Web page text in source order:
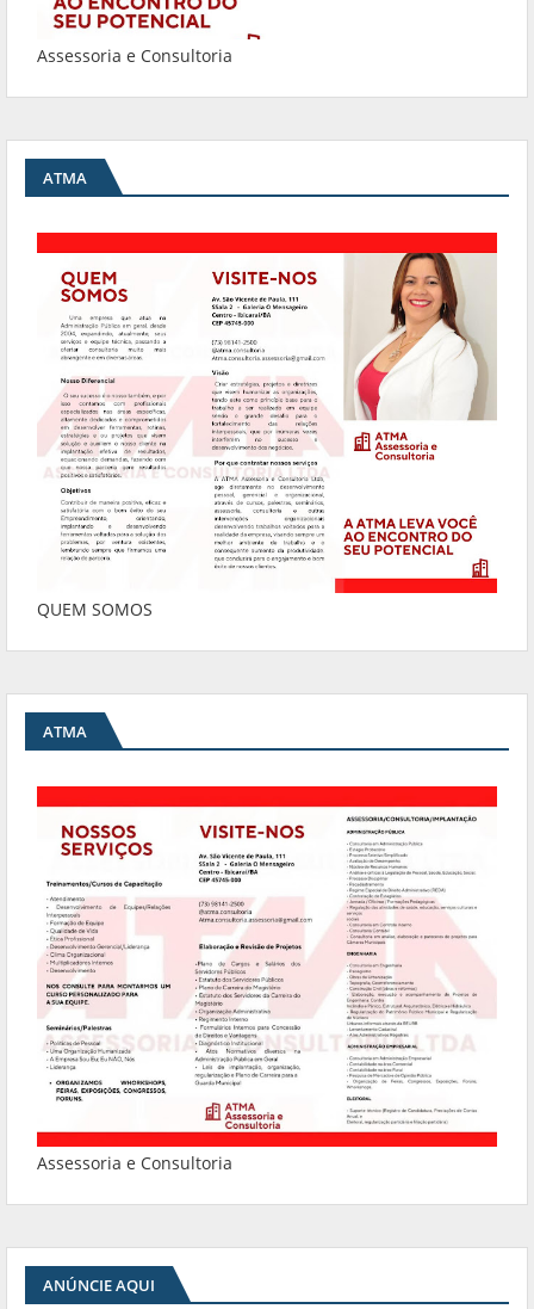
Assessoria e Consultoria
ATMA
QUEM SOMOS
ATMA
Assessoria e Consultoria
ANÚNCIE AQUI